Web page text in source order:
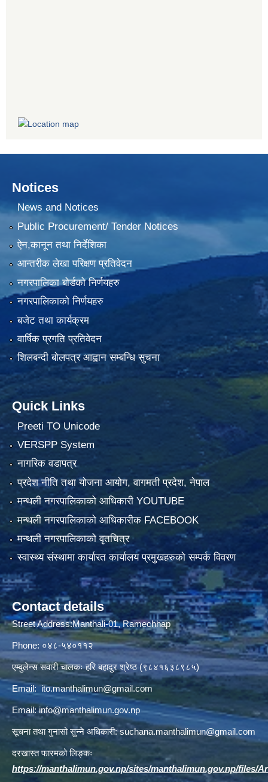
Notices
News and Notices
Public Procurement/ Tender Notices
ऐन,कानून तथा निर्देशिका
आन्तरीक लेखा परिक्षण प्रतिवेदन
नगरपालिका बोर्डको निर्णयहरु
नगरपालिकाको निर्णयहरु
बजेट तथा कार्यक्रम
वार्षिक प्रगति प्रतिवेदन
शिलबन्दी बोलपत्र आह्वान सम्बन्धि सुचना
Quick Links
Preeti TO Unicode
VERSPP System
नागरिक वडापत्र
प्रदेश नीति तथा योजना आयोग, वागमती प्रदेश, नेपाल
मन्थली नगरपालिकाको आधिकारी YOUTUBE
मन्थली नगरपालिकाको आधिकारीक FACEBOOK
मन्थली नगरपालिकाको वृतचित्र
स्वास्थ्य संस्थामा कार्यारत कार्यालय प्रमुखहरुको सम्पर्क विवरण
Contact details
Street Address:Manthali-01, Ramechhap
Phone: ०४८-५४०११२
एम्वुलेन्स सवारी चालकः हरि बहादुर श्रेष्ठ (९८४१६३८९८५)
Email:ito.manthalimun@gmail.com
Email:info@manthalimun.gov.np
सूचना तथा गुनासो सुन्ने अधिकारी:suchana.manthalimun@gmail.com
दरखास्त फारमको लिङ्कः
https://manthalimun.gov.np/sites/manthalimun.gov.np/files/